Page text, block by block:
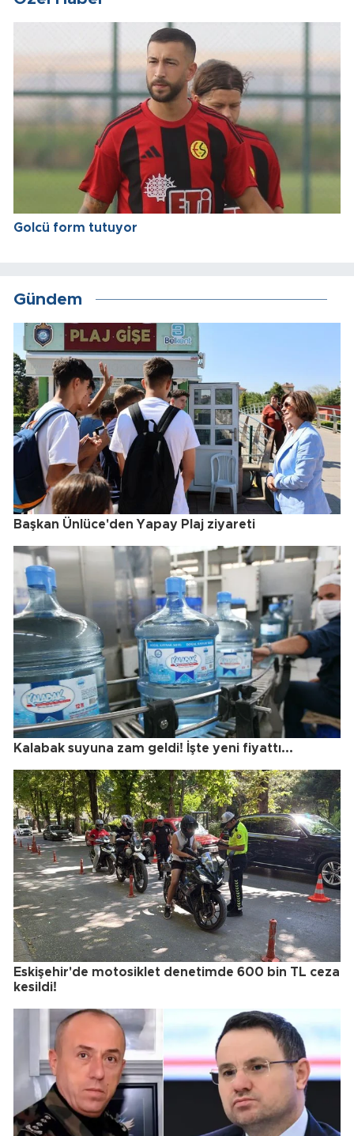
Golcü form tutuyor
Gündem
Başkan Ünlüce'den Yapay Plaj ziyareti
Kalabak suyuna zam geldi! İşte yeni fiyattı...
Eskişehir'de motosiklet denetimde 600 bin TL ceza
kesildi!